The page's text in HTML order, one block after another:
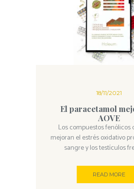
18/11/2021
El paracetamol
AOVE
Los compuestos fenólicos
mejoran el estrés oxidativo
sangre y los testículos
READ MORE